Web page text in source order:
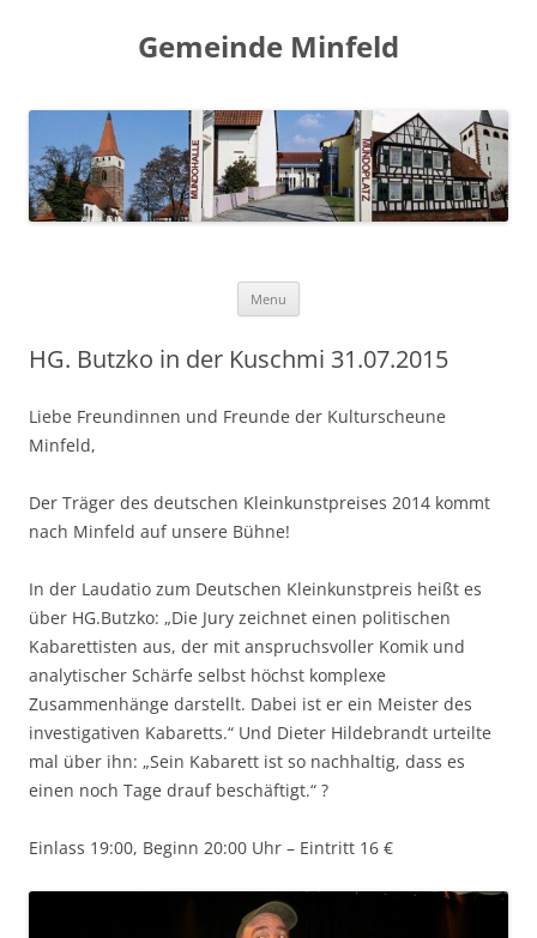
Gemeinde Minfeld
Menu
HG. Butzko in der Kuschmi 31.07.2015
Liebe Freundinnen und Freunde der Kulturscheune
Minfeld,
Der Träger des deutschen Kleinkunstpreises 2014 kommt
nach Minfeld auf unsere Bühne!
In der Laudatio zum Deutschen Kleinkunstpreis heißt es
über HG.Butzko: „Die Jury zeichnet einen politischen
Kabarettisten aus, der mit anspruchsvoller Komik und
analytischer Schärfe selbst höchst komplexe
Zusammenhänge darstellt. Dabei ist er ein Meister des
investigativen Kabaretts.“ Und Dieter Hildebrandt urteilte
mal über ihn: „Sein Kabarett ist so nachhaltig, dass es
einen noch Tage drauf beschäftigt.“ ?
Einlass 19:00, Beginn 20:00 Uhr – Eintritt 16 €